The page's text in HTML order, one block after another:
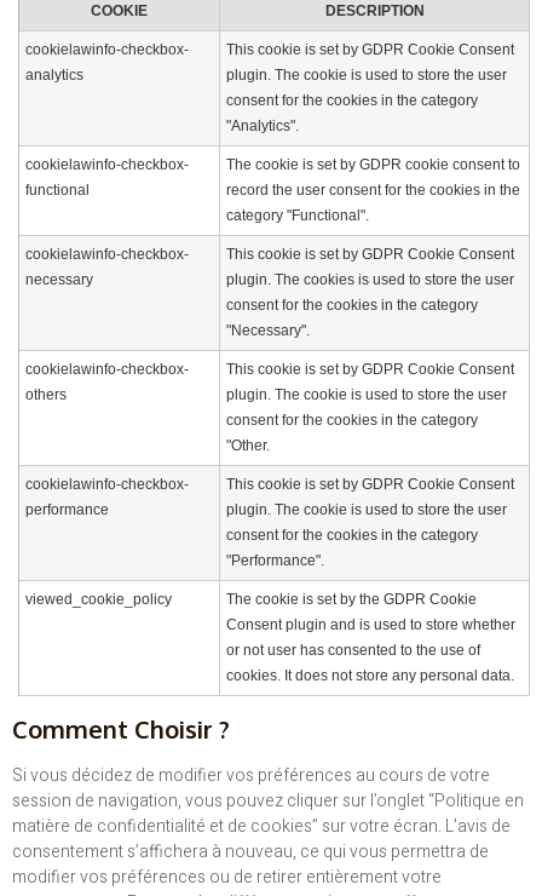
COOKIE DESCRIPTION
cookielawinfo-checkbox-
analytics
This cookie is set by GDPR Cookie Consent
plugin. The cookie is used to store the user
consent for the cookies in the category
"Analytics".
cookielawinfo-checkbox-
functional
The cookie is set by GDPR cookie consent to
record the user consent for the cookies in the
category "Functional".
cookielawinfo-checkbox-
necessary
This cookie is set by GDPR Cookie Consent
plugin. The cookies is used to store the user
consent for the cookies in the category
"Necessary".
cookielawinfo-checkbox-
others
This cookie is set by GDPR Cookie Consent
plugin. The cookie is used to store the user
consent for the cookies in the category
"Other.
cookielawinfo-checkbox-
performance
This cookie is set by GDPR Cookie Consent
plugin. The cookie is used to store the user
consent for the cookies in the category
"Performance".
viewed_cookie_policy
The cookie is set by the GDPR Cookie
Consent plugin and is used to store whether
or not user has consented to the use of
cookies. It does not store any personal data.
Comment Choisir ?
Si vous décidez de modifier vos préférences au cours de votre
session de navigation, vous pouvez cliquer sur l’onglet “Politique en
matière de confidentialité et de cookies” sur votre écran. L’avis de
consentement s’affichera à nouveau, ce qui vous permettra de
modifier vos préférences ou de retirer entièrement votre